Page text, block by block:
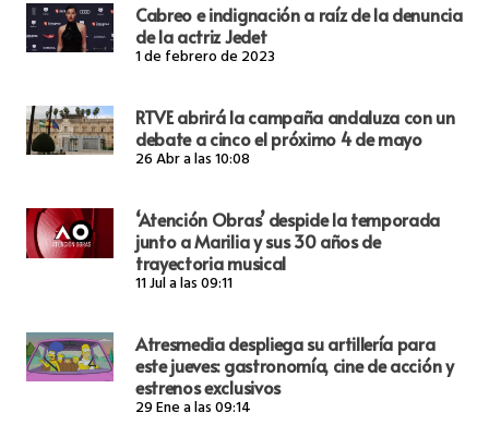
Cabreo e indignación a raíz de la denuncia
de la actriz Jedet
1 de febrero de 2023
RTVE abrirá la campaña andaluza con un
debate a cinco el próximo 4 de mayo
26 Abr a las 10:08
‘Atención Obras’ despide la temporada
junto a Marilia y sus 30 años de
trayectoria musical
11 Jul a las 09:11
Atresmedia despliega su artillería para
este jueves: gastronomía, cine de acción y
estrenos exclusivos
29 Ene a las 09:14